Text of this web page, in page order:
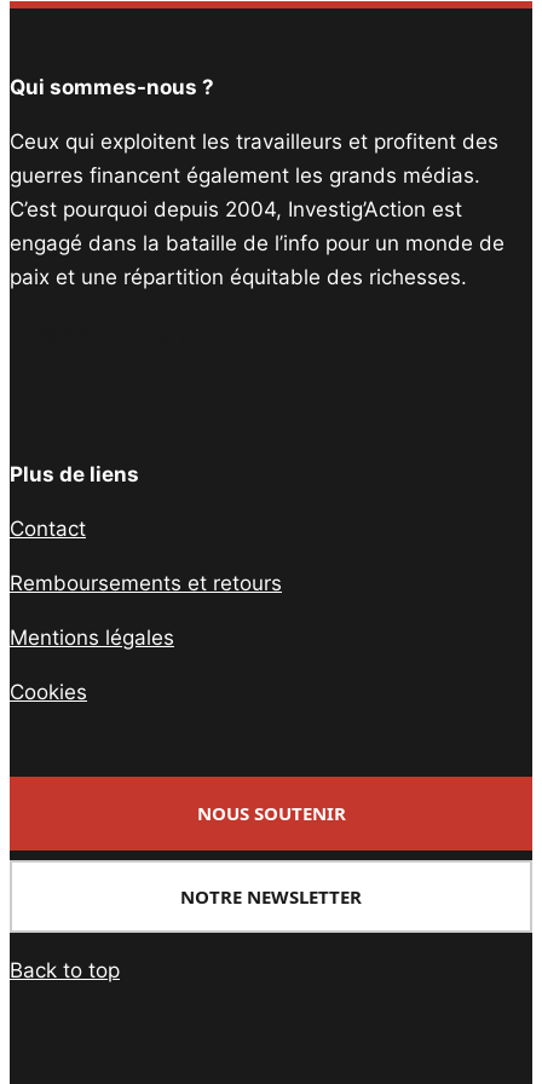
Qui sommes-nous ?
Ceux qui exploitent les travailleurs et profitent des
guerres financent également les grands médias.
C’est pourquoi depuis 2004, Investig’Action est
engagé dans la bataille de l’info pour un monde de
paix et une répartition équitable des richesses.
Plus de liens
Contact
Remboursements et retours
Mentions légales
Cookies
NOUS SOUTENIR
NOTRE NEWSLETTER
Back to top